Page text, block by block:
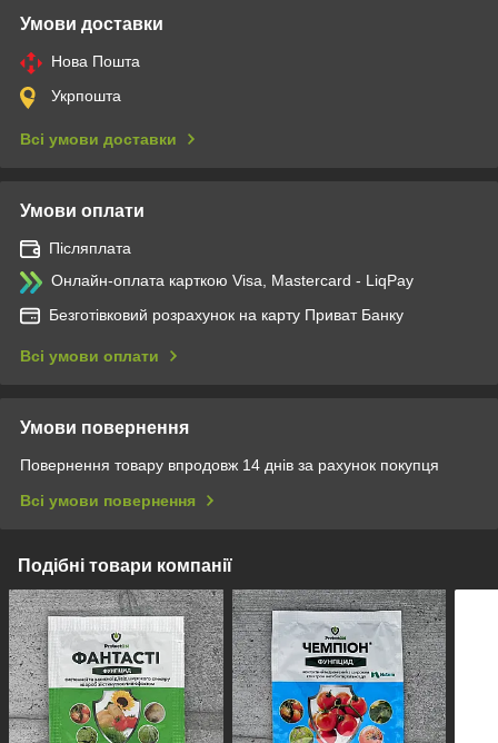
Умови доставки
Нова Пошта
Укрпошта
Всі умови доставки
Умови оплати
Післяплата
Онлайн-оплата карткою Visa, Mastercard - LiqPay
Безготівковий розрахунок на карту Приват Банку
Всі умови оплати
Умови повернення
Повернення товару впродовж 14 днів за рахунок покупця
Всі умови повернення
Подібні товари компанії